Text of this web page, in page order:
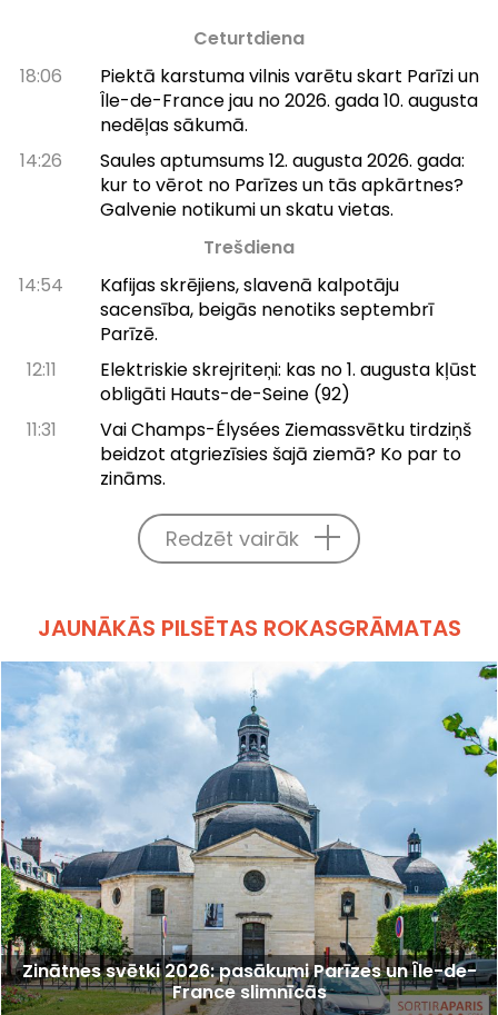
Ceturtdiena
18:06
Piektā karstuma vilnis varētu skart Parīzi un
Île-de-France jau no 2026. gada 10. augusta
nedēļas sākumā.
14:26
Saules aptumsums 12. augusta 2026. gada:
kur to vērot no Parīzes un tās apkārtnes?
Galvenie notikumi un skatu vietas.
Trešdiena
14:54
Kafijas skrējiens, slavenā kalpotāju
sacensība, beigās nenotiks septembrī
Parīzē.
12:11
Elektriskie skrejriteņi: kas no 1. augusta kļūst
obligāti Hauts-de-Seine (92)
11:31
Vai Champs-Élysées Ziemassvētku tirdziņš
beidzot atgriezīsies šajā ziemā? Ko par to
zināms.
Redzēt vairāk
JAUNĀKĀS PILSĒTAS ROKASGRĀMATAS
Zinātnes svētki 2026: pasākumi Parīzes un Île-de-
France slimnīcās